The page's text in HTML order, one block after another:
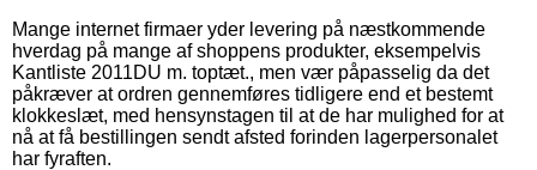
Mange internet firmaer yder levering på næstkommende
hverdag på mange af shoppens produkter, eksempelvis
Kantliste 2011DU m. toptæt., men vær påpasselig da det
påkræver at ordren gennemføres tidligere end et bestemt
klokkeslæt, med hensynstagen til at de har mulighed for at
nå at få bestillingen sendt afsted forinden lagerpersonalet
har fyraften.